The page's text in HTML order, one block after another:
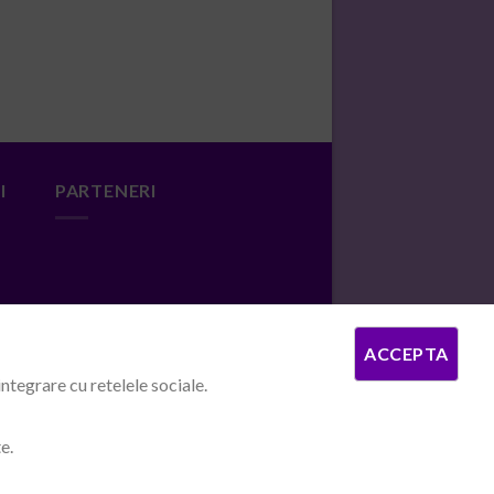
PARTENERI
cu retelele sociale.
ACCEPTA